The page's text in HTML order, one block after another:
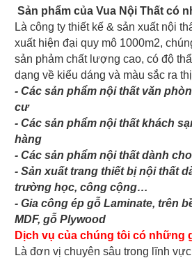
Sản phẩm của Vua Nội Thất có
Là công ty thiết kế & sản xuất nội
xuất hiện đại quy mô 1000m2,
sản phảm chất lượng cao, có độ
dạng về kiểu dáng và màu sắc ra
- Các sản phẩm nội thất văn
cư
- Các sản phẩm nội thất khách
hàng
- Các sản phẩm nội thất dành
- Sản xuất trang thiết bị nội thất
trường học, công cộng…
- Gia công ép gỗ Laminate, trên
MDF, gỗ Plywood
Dịch vụ của chúng tôi có những
Là đơn vị chuyên sâu trong lĩnh